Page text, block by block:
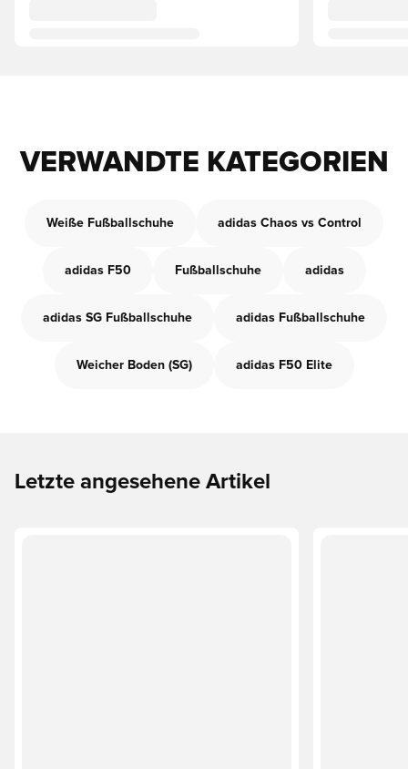
VERWANDTE KATEGORIEN
Weiße Fußballschuhe adidas Chaos vs Control
adidas F50 Fußballschuhe adidas
adidas SG Fußballschuhe adidas Fußballschuhe
Weicher Boden (SG) adidas F50 Elite
Letzte angesehene Artikel